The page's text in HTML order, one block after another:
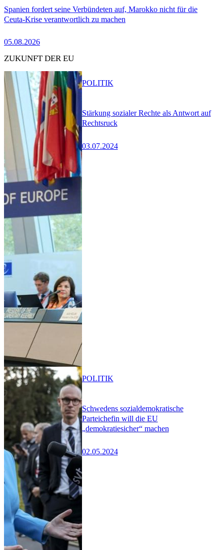
Spanien fordert seine Verbündeten auf, Marokko nicht für die
Ceuta-Krise verantwortlich zu machen
05.08.2026
ZUKUNFT DER EU
Stärkung sozialer Rechte als Antwort auf
Rechtsruck
03.07.2024
POLITIK
Schwedens sozialdemokratische
Parteichefin will die EU
„demokratiesicher“ machen
02.05.2024
POLITIK